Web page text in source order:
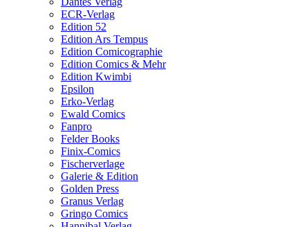
ECR-Verlag
Edition 52
Edition Ars Tempus
Edition Comicographie
Edition Comics & Mehr
Edition Kwimbi
Epsilon
Erko-Verlag
Ewald Comics
Fanpro
Felder Books
Finix-Comics
Fischerverlage
Galerie & Edition
Golden Press
Granus Verlag
Gringo Comics